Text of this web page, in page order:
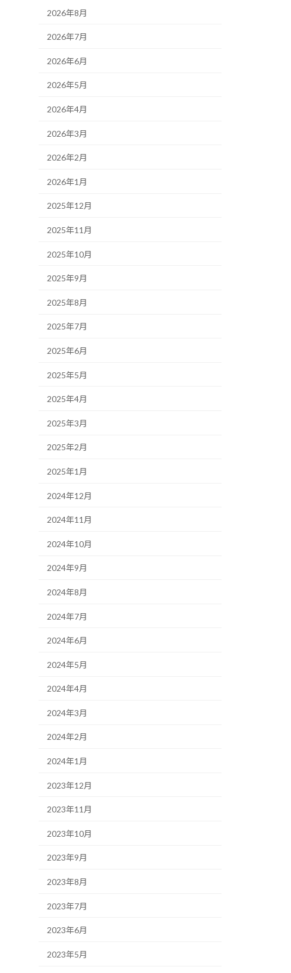
2026年8月
2026年7月
2026年6月
2026年5月
2026年4月
2026年3月
2026年2月
2026年1月
2025年12月
2025年11月
2025年10月
2025年9月
2025年8月
2025年7月
2025年6月
2025年5月
2025年4月
2025年3月
2025年2月
2025年1月
2024年12月
2024年11月
2024年10月
2024年9月
2024年8月
2024年7月
2024年6月
2024年5月
2024年4月
2024年3月
2024年2月
2024年1月
2023年12月
2023年11月
2023年10月
2023年9月
2023年8月
2023年7月
2023年6月
2023年5月